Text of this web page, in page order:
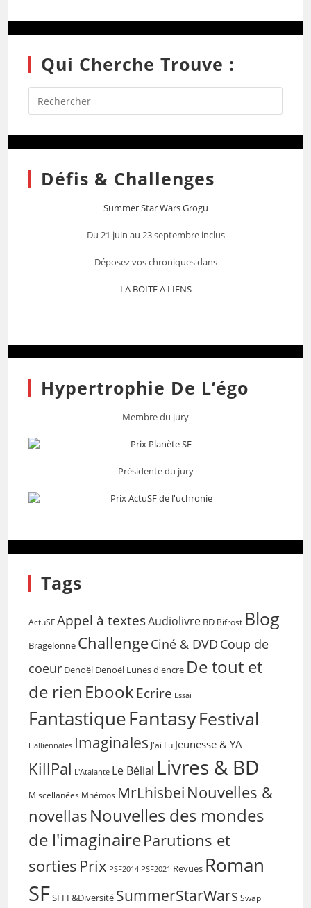
Qui Cherche Trouve :
Défis & Challenges
Summer Star Wars Grogu
Du 21 juin au 23 septembre inclus
Déposez vos chroniques dans
LA BOITE A LIENS
Hypertrophie De L’égo
Membre du jury
Présidente du jury
Tags
ActuSF Appel à textesAudiolivre BD Bifrost Blog
Bragelonne ChallengeCiné & DVD Coup de
coeur Denoël Denoël Lunes d'encre De tout et
de rien EbookEcrire Essai
FantastiqueFantasyFestival
Halliennales Imaginales J'ai Lu Jeunesse & YA
KillPal L'Atalante Le Bélial Livres & BD
Miscellanées Mnémos MrLhisbei Nouvelles &
novellas Nouvelles des mondes
de l'imaginaireParutions et
sorties Prix PSF2014 PSF2021 Revues Roman
SFSFFF&Diversité SummerStarWars Swap